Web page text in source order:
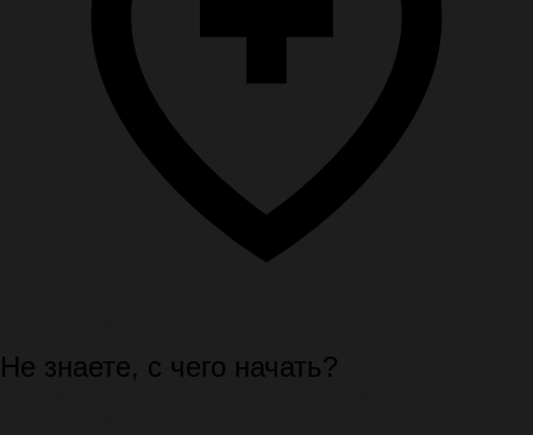
Не знаете, с чего начать?